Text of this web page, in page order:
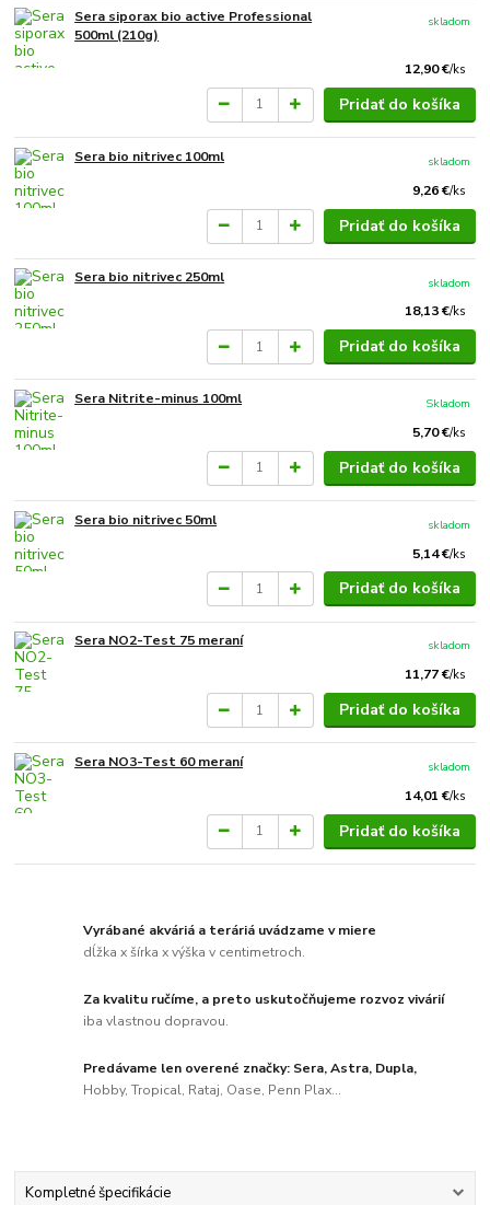
Sera siporax bio active Professional
500ml (210g)
12,90 €/ks
skladom
Pridať do košíka
Sera bio nitrivec 100ml
9,26 €/ks
skladom
Pridať do košíka
Sera bio nitrivec 250ml
18,13 €/ks
skladom
Pridať do košíka
Sera Nitrite-minus 100ml
5,70 €/ks
Skladom
Pridať do košíka
Sera bio nitrivec 50ml
5,14 €/ks
skladom
Pridať do košíka
Sera NO2-Test 75 meraní
11,77 €/ks
skladom
Pridať do košíka
Sera NO3-Test 60 meraní
14,01 €/ks
skladom
Pridať do košíka
Vyrábané akváriá a teráriá uvádzame v miere
dĺžka x šírka x výška v centimetroch.
Za kvalitu ručíme, a preto uskutočňujeme rozvoz vivárií
iba vlastnou dopravou.
Predávame len overené značky: Sera, Astra, Dupla,
Hobby, Tropical, Rataj, Oase, Penn Plax...
Kompletné špecifikácie